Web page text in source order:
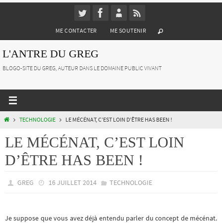
ME CONTACTER ME SOUTENIR
L'ANTRE DU GREG
BLOGO-SITE DU GREG, AUTEUR DANS LE DOMAINE PUBLIC VIVANT
HOMETECHNOLOGIE LE MÉCÉNAT, C’EST LOIN D’ÊTRE HAS BEEN !
LE MÉCÉNAT, C’EST LOIN
D’ÊTRE HAS BEEN !
GREG 16 JUILLET 2014 TECHNOLOGIE
Je suppose que vous avez déjà entendu parler du concept de mécénat.